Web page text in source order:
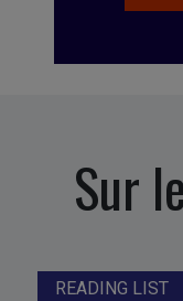
Sur
READING LIST